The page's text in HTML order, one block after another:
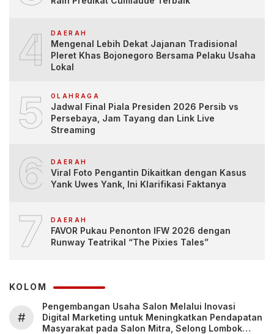
4 DAERAH
Mengenal Lebih Dekat Jajanan Tradisional
Pleret Khas Bojonegoro Bersama Pelaku Usaha
Lokal
5 OLAHRAGA
Jadwal Final Piala Presiden 2026 Persib vs
Persebaya, Jam Tayang dan Link Live
Streaming
6 DAERAH
Viral Foto Pengantin Dikaitkan dengan Kasus
Yank Uwes Yank, Ini Klarifikasi Faktanya
7 DAERAH
FAVOR Pukau Penonton IFW 2026 dengan
Runway Teatrikal “The Pixies Tales”
KOLOM
#
Pengembangan Usaha Salon Melalui Inovasi
Digital Marketing untuk Meningkatkan Pendapatan
Masyarakat pada Salon Mitra, Selong Lombok